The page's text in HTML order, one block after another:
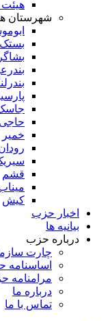
هیئت
شهرستان
بستک
حاجی
خمیر
قشم
کیش
اخبار حزب
بیانیه ها
درباره حزب
چارت
مرامنامه
درباره ما
تماس با ما